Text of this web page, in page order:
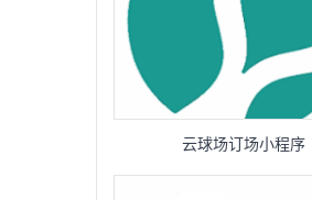
云球场订场小程序